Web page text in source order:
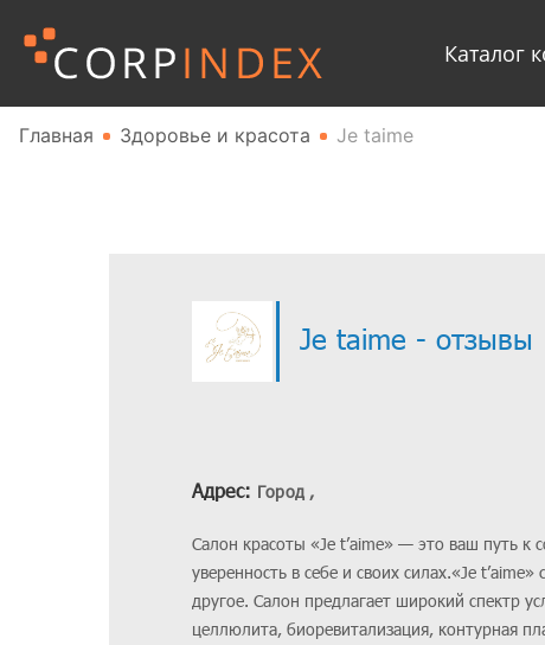
Каталог
Главная Здоровье и красота Je taime
Je taime - отзывы
Адрес: Город ,
Салон красоты «Je t’aime» — это ваш путь к
уверенность в себе и своих силах.«Je
другое. Салон предлагает широкий спектр
целлюлита, биоревитализация, контурная